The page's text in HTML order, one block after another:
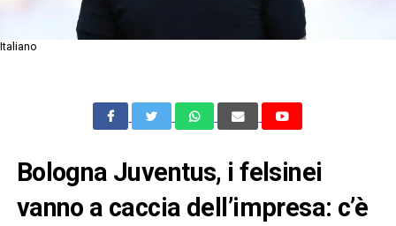
Italiano
Bologna Juventus, i felsinei
vanno a caccia dell’impresa: c’è